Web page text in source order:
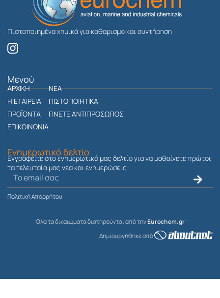
Πιστοποιημένα χημικά για καθαρισμό και συντήρηση
I
n
t
a
g
r
a
m
Μενού
ΑΡΧΙΚΗ
Η ΕΤΑΙΡΕΙΑ
ΠΡΟΪΟΝΤΑ
ΕΠΙΚΟΙΝΩΝΙΑ
ΝΕΑ
ΠΙΣΤΟΠΟΙΗΤΙΚΑ
ΓΙΝΕΤΕ ΑΝΤΙΠΡΟΣΩΠΟΣ
Ενημερωτικό δελτίο
Εγγραφείτε στο ενημερωτικό μας δελτίο για να μαθαίνετε πρώτοι
τα τελευταία μας νέα και ενημερώσεις
Ηλεκτρονικό
ταχυδρομείο
Submit
Πολιτική Απορρήτου
Όλα τα δικαιώματα διατηρούνται από τηνEurochem.gr
Δημιουργήθηκε από